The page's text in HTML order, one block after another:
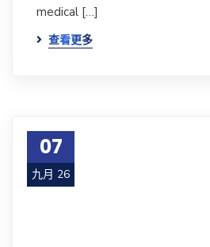
medical […]
查看更多
07
九月 26